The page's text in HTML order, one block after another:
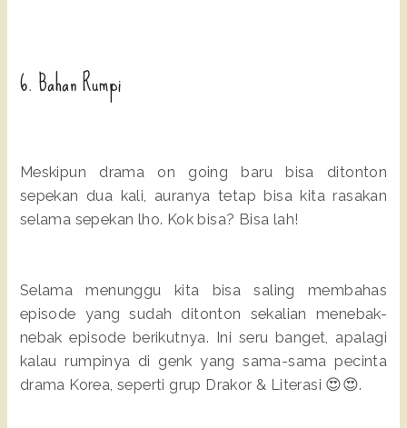
6. Bahan Rumpi
Meskipun drama on going baru bisa ditonton
sepekan dua kali, auranya tetap bisa kita rasakan
selama sepekan lho. Kok bisa? Bisa lah!
Selama menunggu kita bisa saling membahas
episode yang sudah ditonton sekalian menebak-
nebak episode berikutnya. Ini seru banget, apalagi
kalau rumpinya di genk yang sama-sama pecinta
drama Korea, seperti grup Drakor & Literasi 😍😍.